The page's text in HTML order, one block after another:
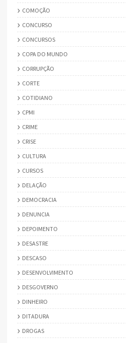
COMOÇÃO
CONCURSO
CONCURSOS
COPA DO MUNDO
CORRUPÇÃO
CORTE
COTIDIANO
CPMI
CRIME
CRISE
CULTURA
CURSOS
DELAÇÃO
DEMOCRACIA
DENUNCIA
DEPOIMENTO
DESASTRE
DESCASO
DESENVOLVIMENTO
DESGOVERNO
DINHEIRO
DITADURA
DROGAS